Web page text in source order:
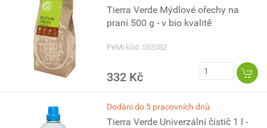
Tierra Verde Mýdlové ořechy na
praní 500 g - v bio kvalitě
PeMi kód: 552082
332 Kč
Dodání do 5 pracovních dnů
Tierra Verde Univerzální čistič 1 l -